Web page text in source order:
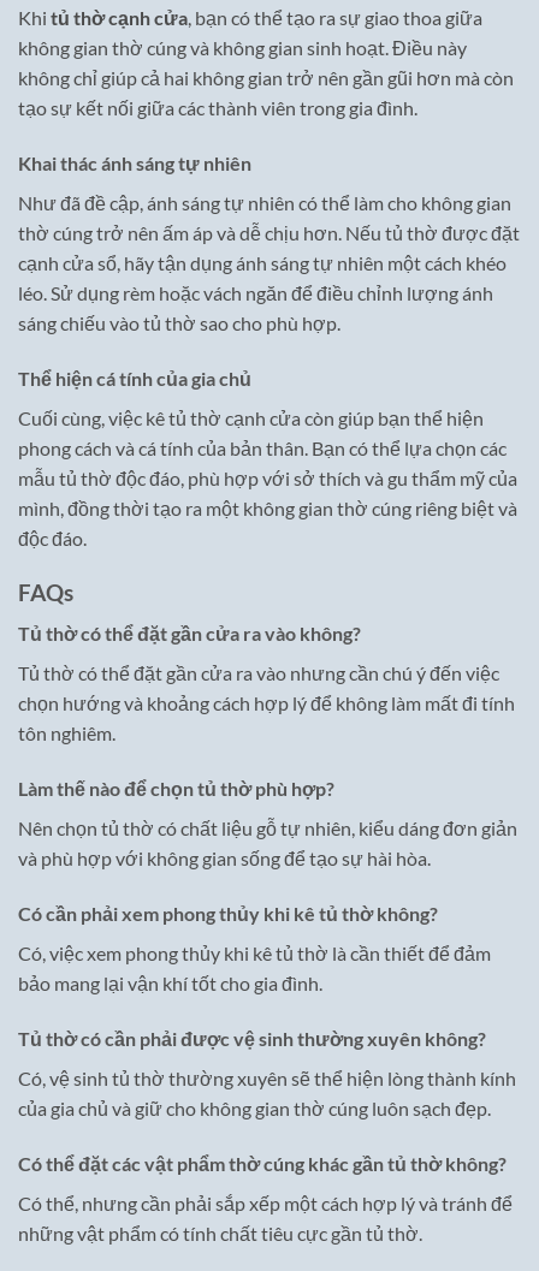
Khi tủ thờ cạnh cửa, bạn có thể tạo ra sự giao thoa giữa
không gian thờ cúng và không gian sinh hoạt. Điều này
không chỉ giúp cả hai không gian trở nên gần gũi hơn mà còn
tạo sự kết nối giữa các thành viên trong gia đình.
Khai thác ánh sáng tự nhiên
Như đã đề cập, ánh sáng tự nhiên có thể làm cho không gian
thờ cúng trở nên ấm áp và dễ chịu hơn. Nếu tủ thờ được đặt
cạnh cửa sổ, hãy tận dụng ánh sáng tự nhiên một cách khéo
léo. Sử dụng rèm hoặc vách ngăn để điều chỉnh lượng ánh
sáng chiếu vào tủ thờ sao cho phù hợp.
Thể hiện cá tính của gia chủ
Cuối cùng, việc kê tủ thờ cạnh cửa còn giúp bạn thể hiện
phong cách và cá tính của bản thân. Bạn có thể lựa chọn các
mẫu tủ thờ độc đáo, phù hợp với sở thích và gu thẩm mỹ của
mình, đồng thời tạo ra một không gian thờ cúng riêng biệt và
độc đáo.
FAQs
Tủ thờ có thể đặt gần cửa ra vào không?
Tủ thờ có thể đặt gần cửa ra vào nhưng cần chú ý đến việc
chọn hướng và khoảng cách hợp lý để không làm mất đi tính
tôn nghiêm.
Làm thế nào để chọn tủ thờ phù hợp?
Nên chọn tủ thờ có chất liệu gỗ tự nhiên, kiểu dáng đơn giản
và phù hợp với không gian sống để tạo sự hài hòa.
Có cần phải xem phong thủy khi kê tủ thờ không?
Có, việc xem phong thủy khi kê tủ thờ là cần thiết để đảm
bảo mang lại vận khí tốt cho gia đình.
Tủ thờ có cần phải được vệ sinh thường xuyên không?
Có, vệ sinh tủ thờ thường xuyên sẽ thể hiện lòng thành kính
của gia chủ và giữ cho không gian thờ cúng luôn sạch đẹp.
Có thể đặt các vật phẩm thờ cúng khác gần tủ thờ không?
Có thể, nhưng cần phải sắp xếp một cách hợp lý và tránh để
những vật phẩm có tính chất tiêu cực gần tủ thờ.